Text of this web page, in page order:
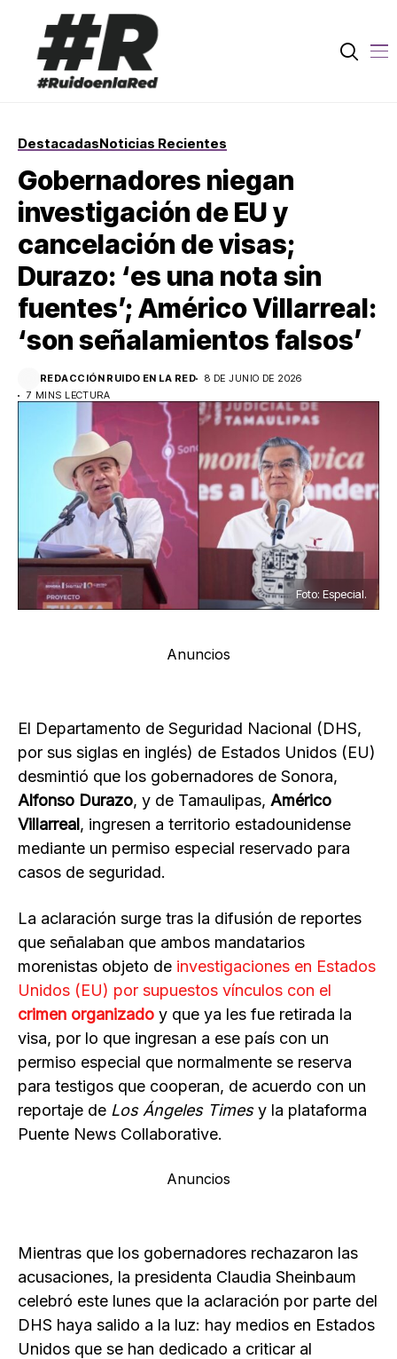
DestacadasNoticias Recientes
Gobernadores niegan
investigación de EU y
cancelación de visas;
Durazo: ‘es una nota sin
fuentes’; Américo Villarreal:
‘son señalamientos falsos’
REDACCIÓN RUIDO EN LA RED
8 DE JUNIO DE 2026
7 MINS LECTURA
Foto: Especial.
Anuncios
El Departamento de Seguridad Nacional (DHS,
por sus siglas en inglés) de Estados Unidos (EU)
desmintió que los gobernadores de Sonora,
Alfonso Durazo, y de Tamaulipas, Américo
Villarreal, ingresen a territorio estadounidense
mediante un permiso especial reservado para
casos de seguridad.
La aclaración surge tras la difusión de reportes
que señalaban que ambos mandatarios
morenistas objeto de investigaciones en Estados
Unidos (EU) por supuestos vínculos con el
crimen organizado y que ya les fue retirada la
visa, por lo que ingresan a ese país con un
permiso especial que normalmente se reserva
para testigos que cooperan, de acuerdo con un
reportaje de Los Ángeles Timesy la plataforma
Puente News Collaborative.
Anuncios
Mientras que los gobernadores rechazaron las
acusaciones, la presidenta Claudia Sheinbaum
celebró este lunes que la aclaración por parte del
DHS haya salido a la luz: hay medios en Estados
Unidos que se han dedicado a criticar al